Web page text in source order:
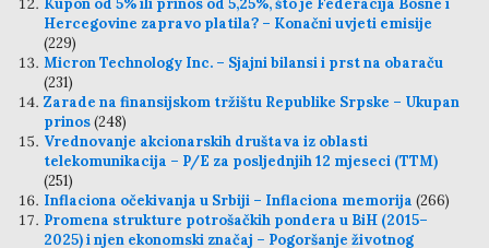
Hercegovine zapravo platila? – Konačni uvjeti emisije
(229)
Micron Technology Inc. – Sjajni bilansi i prst na obaraču
(231)
Zarade na finansijskom tržištu Republike Srpske – Ukupan
prinos(248)
Vrednovanje akcionarskih društava iz oblasti
telekomunikacija – P/E za posljednjih 12 mjeseci (TTM)
(251)
Inflaciona očekivanja u Srbiji – Inflaciona memorija (266)
Promena strukture potrošačkih pondera u BiH (2015–
2025) i njen ekonomski značaj – Pogoršanje životnog